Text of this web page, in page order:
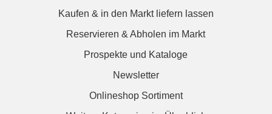
Kaufen & in den Markt liefern lassen
Reservieren & Abholen im Markt
Prospekte und Kataloge
Newsletter
Onlineshop Sortiment